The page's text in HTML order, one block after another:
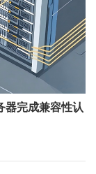
器完成兼容性认